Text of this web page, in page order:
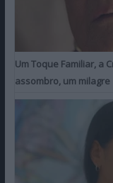
Um Toque Familiar, a
assombro, um milagre